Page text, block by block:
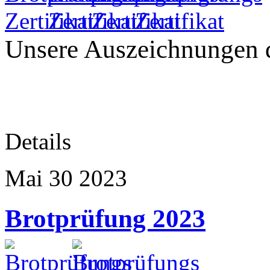
Unsere
Details
Mai 30 2023
Brotprüfung 2023